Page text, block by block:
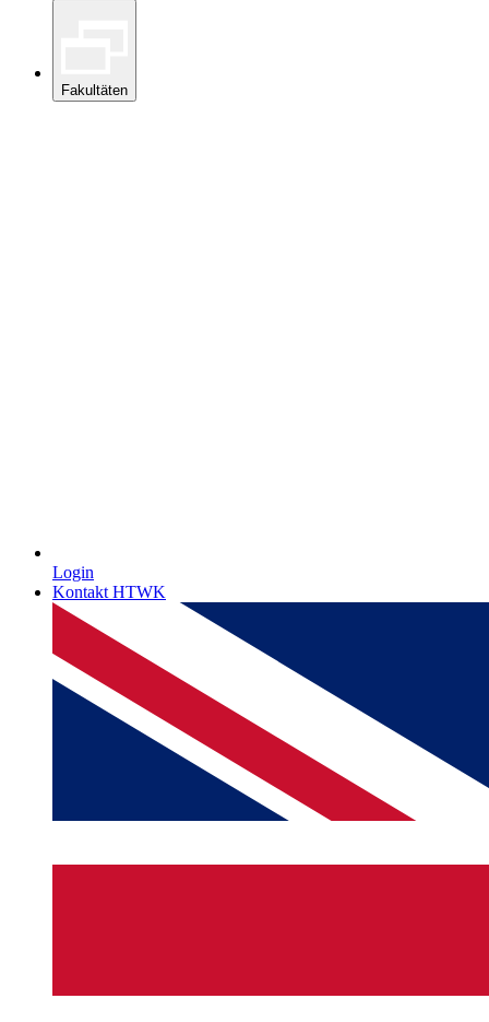
Fakultäten
Login
Kontakt HTWK